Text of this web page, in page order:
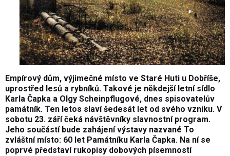
Empírový dům, výjimečné místo ve Staré Huti u Dobříše,
uprostřed lesů a rybníků. Takové je někdejší letní sídlo
Karla Čapka a Olgy Scheinpflugové, dnes spisovatelův
památník. Ten letos slaví šedesát let od svého vzniku. V
sobotu 23. září čeká návštěvníky slavnostní program.
Jeho součástí bude zahájení výstavy nazvané To
zvláštní místo: 60 let Památníku Karla Čapka. Na ní se
poprvé představí rukopisy dobových písemností